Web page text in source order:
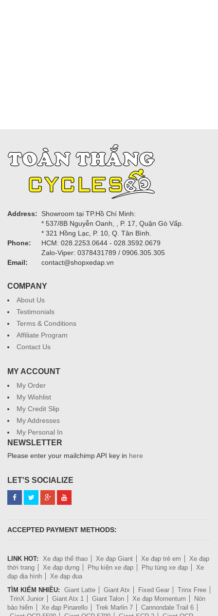
Address:
Showroom tại TP.Hồ Chí Minh:
* 537/8B Nguyễn Oanh, , P. 17, Quận Gò Vấp.
* 321 Hồng Lạc, P. 10, Q. Tân Bình.
Phone:
HCM: 028.2253.0644 - 028.3592.0679
Zalo-Viper: 0378431789 / 0906.305.305
Email:
contact@shopxedap.vn
COMPANY
About Us
Testimonials
Terms & Conditions
Affiliate Program
Contact Us
MY ACCOUNT
My Order
My Wishlist
My Credit Slip
My Addresses
My Personal In
NEWSLETTER
Please enter your mailchimp API key in here
LET'S SOCIALIZE
ACCEPTED PAYMENT METHODS:
LINK HOT: Xe đạp thể thao Xe đạp Giant Xe đạp trẻ em
Xe đạp
thời trang
Xe đạp dựng Phụ kiện xe đạp Phụ tùng xe đạp
Xe
đạp địa hình
Xe đạp đua
TÌM KIẾM NHIỀU:
Giant Latte Giant Atx Fixed Gear
Trinx Free
TrinX Junior
Giant Atx 1 Giant Talon Xe đạp Momentum
Nón
bảo hiểm
Xe đạp Pinarello Trek Marlin 7
Cannondale Trail 6